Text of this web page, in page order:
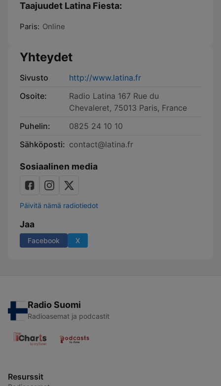
Taajuudet Latina Fiesta:
Paris: Online
Yhteydet
Sivusto
http://www.latina.fr
Osoite:
Radio Latina 167 Rue du
Chevaleret, 75013 Paris, France
Puhelin:
0825 24 10 10
Sähköposti: contact@latina.fr
Sosiaalinen media
Päivitä nämä radiotiedot
Jaa
Facebook X
Radio Suomi
Radioasemat ja podcastit
Resurssit